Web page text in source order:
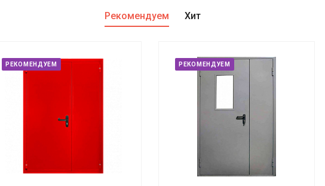
Рекомендуем Хит
РЕКОМЕНДУЕМ РЕКОМЕНДУЕМ